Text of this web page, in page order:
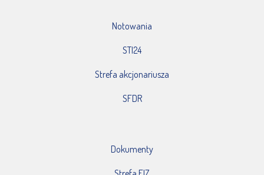
Notowania
STI24
Strefa akcjonariusza
SFDR
Dokumenty